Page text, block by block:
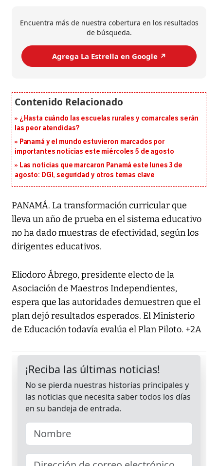
Encuentra más de nuestra cobertura en los resultados
de búsqueda.
Agrega La Estrella en Google ↗️
¿Hasta cuándo las escuelas rurales y comarcales serán
las peor atendidas?
Panamá y el mundo estuvieron marcados por
importantes noticias este miércoles 5 de agosto
Las noticias que marcaron Panamá este lunes 3 de
agosto: DGI, seguridad y otros temas clave
PANAMÁ. La transformación curricular que
lleva un año de prueba en el sistema educativo
no ha dado muestras de efectividad, según los
dirigentes educativos.
Eliodoro Ábrego, presidente electo de la
Asociación de Maestros Independientes,
espera que las autoridades demuestren que el
plan dejó resultados esperados. El Ministerio
de Educación todavía evalúa el Plan Piloto. +2A